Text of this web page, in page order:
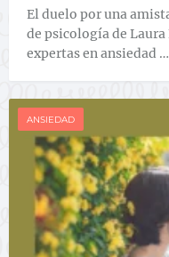
El duelo por una
de psicología de
expertas en ansiedad …
ANSIEDAD